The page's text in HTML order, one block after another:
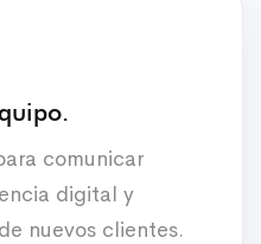
comunicar
digital y
nuevos clientes.